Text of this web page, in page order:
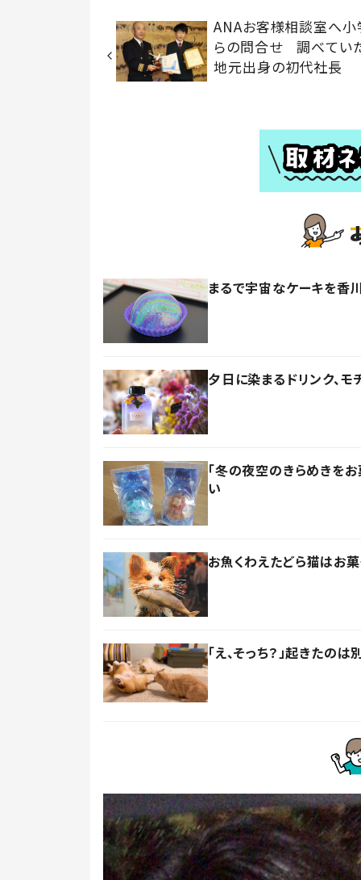
ANAお客様相談室へ小
らの問合せ 調べてい
地元出身の初代社長
まるで宇宙なケーキを香
夕日に染まるドリンク、
「冬の夜空のきらめきを
い
お魚くわえたどら猫は
「え、そっち？」起きたの